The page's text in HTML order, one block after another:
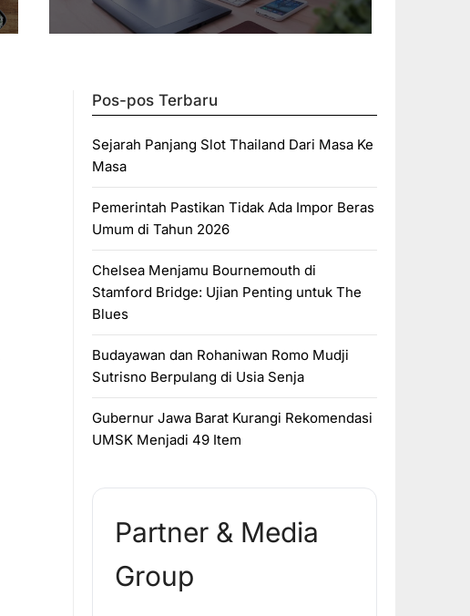
Pos-pos Terbaru
Sejarah Panjang Slot Thailand Dari Masa Ke
Masa
Pemerintah Pastikan Tidak Ada Impor Beras
Umum di Tahun 2026
Chelsea Menjamu Bournemouth di
Stamford Bridge: Ujian Penting untuk The
Blues
Budayawan dan Rohaniwan Romo Mudji
Sutrisno Berpulang di Usia Senja
Gubernur Jawa Barat Kurangi Rekomendasi
UMSK Menjadi 49 Item
Partner & Media
Group